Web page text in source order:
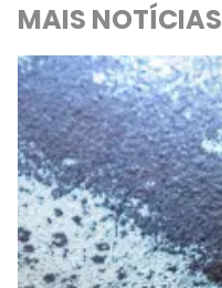
MAIS NOTÍCIAS